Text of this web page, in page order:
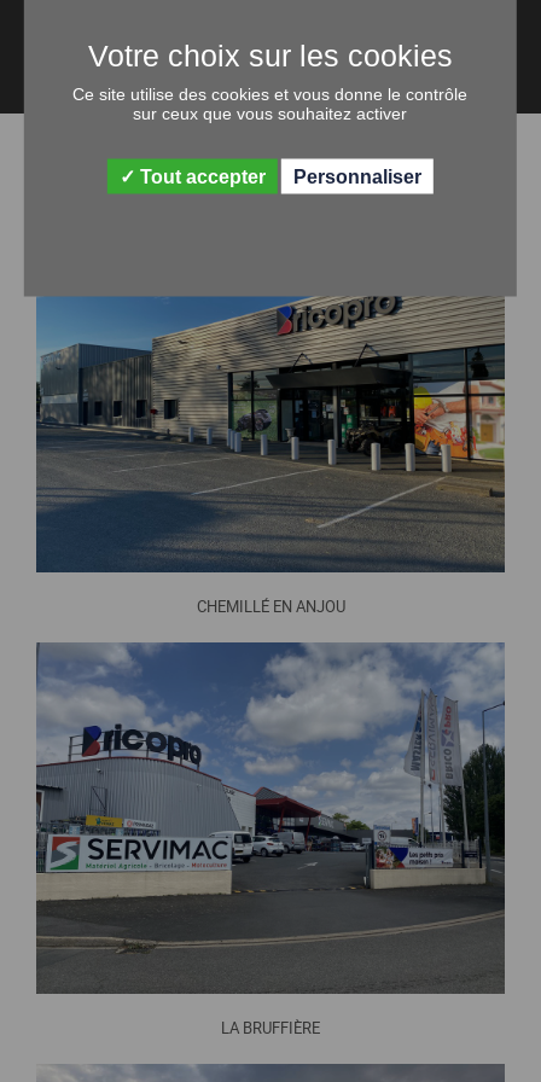
NOS MAGASINS
JALLAIS
CHEMILLÉ EN ANJOU
LA BRUFFIÈRE
Ce site utilise des cookies et vous donne le contrôle
sur ceux que vous souhaitez activer
Tout accepter Personnaliser